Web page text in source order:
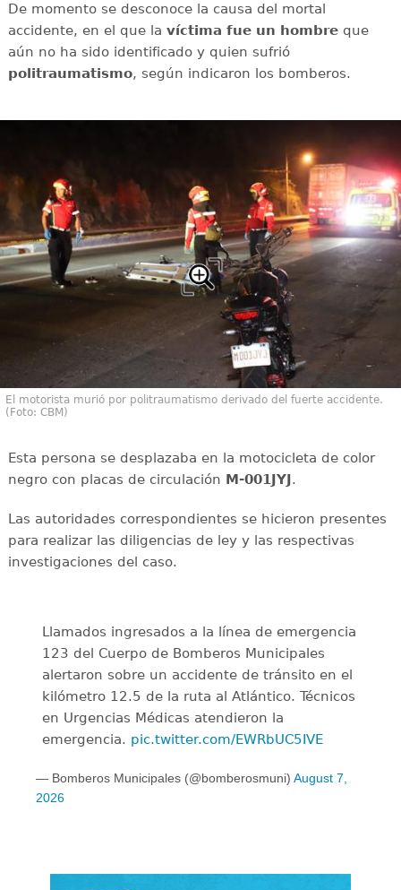
De momento se desconoce la causa del mortal
accidente, en el que la víctima fue un hombreque
aún no ha sido identificado y quien sufrió
politraumatismo, según indicaron los bomberos.
El motorista murió por politraumatismo derivado del fuerte accidente.
(Foto: CBM)
Esta persona se desplazaba en la motocicleta de color
negro con placas de circulación M-001JYJ.
Las autoridades correspondientes se hicieron presentes
para realizar las diligencias de ley y las respectivas
investigaciones del caso.
Llamados ingresados a la línea de emergencia
123 del Cuerpo de Bomberos Municipales
alertaron sobre un accidente de tránsito en el
kilómetro 12.5 de la ruta al Atlántico. Técnicos
en Urgencias Médicas atendieron la
emergencia. pic.twitter.com/EWRbUC5IVE
— Bomberos Municipales (@bomberosmuni) August 7,
2026